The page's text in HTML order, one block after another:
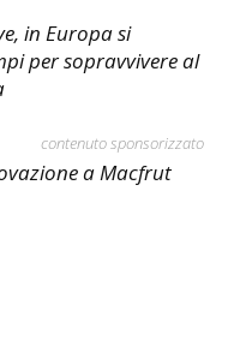
in Europa si
per sopravvivere al
contenuto sponsorizzato
a Macfrut